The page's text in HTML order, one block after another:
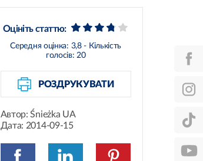
Оцініть статтю:
Середня оцінка: 3,8- Кількість
голосів:20
РОЗДРУКУВАТИ
Автор:Śnieżka UA
Дата: 2014-09-15